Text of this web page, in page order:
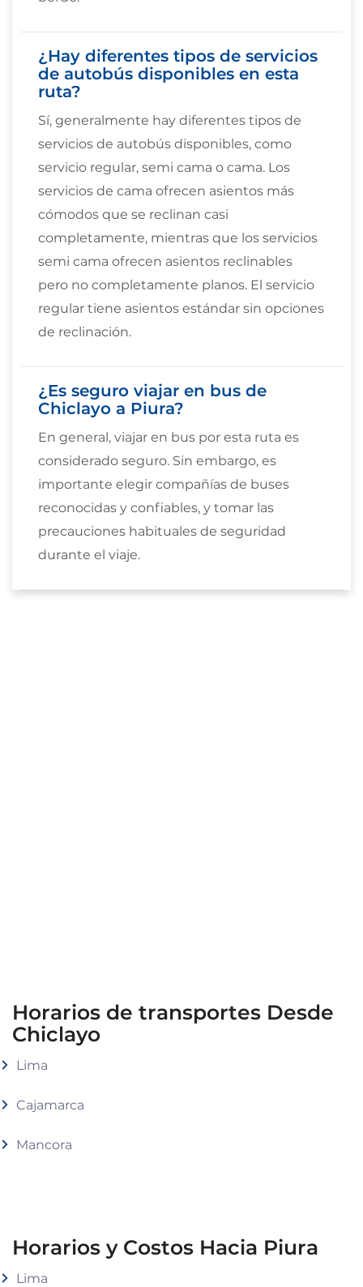
¿Hay diferentes tipos de servicios
de autobús disponibles en esta
ruta?
Sí, generalmente hay diferentes tipos de
servicios de autobús disponibles, como
servicio regular, semi cama o cama. Los
servicios de cama ofrecen asientos más
cómodos que se reclinan casi
completamente, mientras que los servicios
semi cama ofrecen asientos reclinables
pero no completamente planos. El servicio
regular tiene asientos estándar sin opciones
de reclinación.
¿Es seguro viajar en bus de
Chiclayo a Piura?
En general, viajar en bus por esta ruta es
considerado seguro. Sin embargo, es
importante elegir compañías de buses
reconocidas y confiables, y tomar las
precauciones habituales de seguridad
durante el viaje.
Horarios de transportes Desde
Chiclayo
Lima
Cajamarca
Mancora
Horarios y Costos Hacia Piura
Lima